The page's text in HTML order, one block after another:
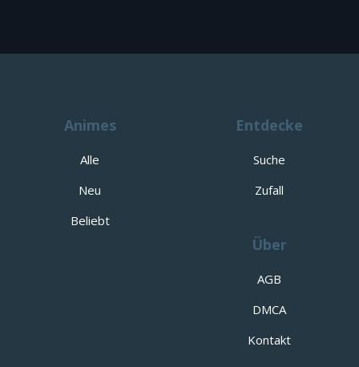
Animes
Alle
Neu
Beliebt
Entdecke
Suche
Zufall
Über
AGB
DMCA
Kontakt